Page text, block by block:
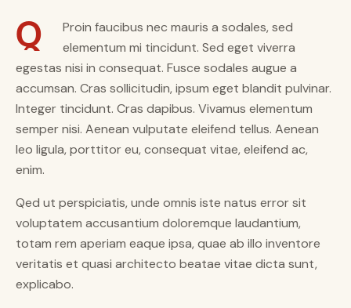
Q
Proin faucibus nec mauris a sodales, sed
elementum mi tincidunt. Sed eget viverra
egestas nisi in consequat. Fusce sodales augue a
accumsan. Cras sollicitudin, ipsum eget blandit pulvinar.
Integer tincidunt. Cras dapibus. Vivamus elementum
semper nisi. Aenean vulputate eleifend tellus. Aenean
leo ligula, porttitor eu, consequat vitae, eleifend ac,
enim.
Qed ut perspiciatis, unde omnis iste natus error sit
voluptatem accusantium doloremque laudantium,
totam rem aperiam eaque ipsa, quae ab illo inventore
veritatis et quasi architecto beatae vitae dicta sunt,
explicabo.